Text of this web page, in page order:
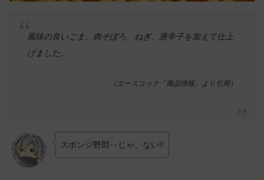
風味の良いごま、肉そぼろ、ねぎ、唐辛子を加えて仕上
げました。
（エースコック「商品情報」より引用）
スポンジ野郎‥じゃ、ない!!